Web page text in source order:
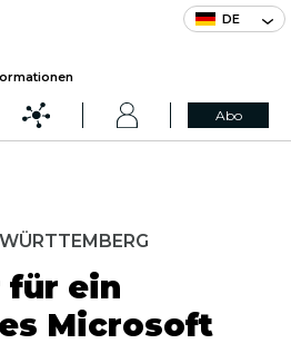
DE
Abo
für ein
Microsoft